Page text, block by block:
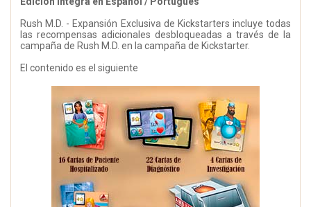
Rush M.D. - Expansión Exclusiva de Kickstarters incluye todas
las recompensas adicionales desbloqueadas a través de la
campaña de Rush M.D. en la campaña de Kickstarter.
El contenido es el siguiente